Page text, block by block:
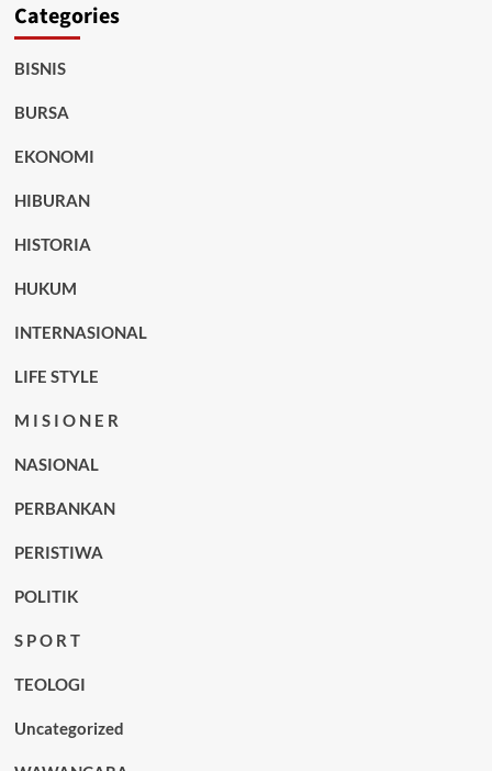
Categories
BISNIS
BURSA
EKONOMI
HIBURAN
HISTORIA
HUKUM
INTERNASIONAL
LIFE STYLE
M I S I O N E R
NASIONAL
PERBANKAN
PERISTIWA
POLITIK
S P O R T
TEOLOGI
Uncategorized